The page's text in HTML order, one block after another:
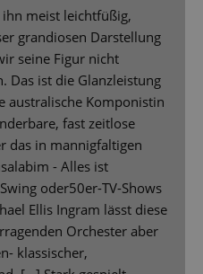
meist leichtfüßig,
grandiosen Darstellung
seine Figur nicht
Das ist die Glanzleistung
australische Komponistin
fast zeitlose
das in mannigfaltigen
- Alles ist
oder50er-TV-Shows
Ellis Ingram lässt diese
Orchester aber
klassischer,